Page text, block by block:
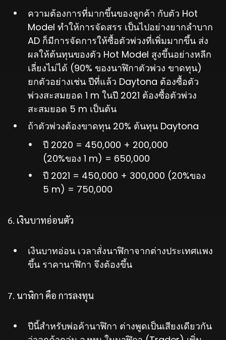
ความต้องการที่มากขึ้นของลูกค้า กับตัว Hot
Model ทำให้การจัดสรร เป็นไปอย่างยากลำบาก
AD ก็มีการจัดการให้ซื้อตัวพ่วงที่เพิ่มมากขึ้น ส่ง
ผลให้ต้นทุนของตัว Hot Model สูงขึ้นอย่างหลีก
เลี่ยงไม่ได้ (90% ของนาฬิกาตัวพ่วง ขาดทุน)
ยกตัวอย่างเช่น ปีที่แล้ว Daytona ต้องซื้อตัว
พ่วงสะสมยอด 1 m ในปี 2021 ต้องซื้อตัวพ่วง
สะสมยอด 5 m เป็นต้น
ถ้าตัวพ่วงต้องขาดทุน 20% ต้นทุน Daytona
ปี 2020 = 450,000 + 200,000
(20%ของ 1 m) = 650,000
ปี 2021 = 450,000 + 300,000 (20%ของ
5 m) = 750,000
6. เงินบาทอ่อนตัว
เงินบาทอ่อน เวลาสั่งนาฬิกาจากต่างประเทศแพง
ขึ้น ราคานาฬิกา จึงต้องขึ้น
7. นาฬิกา คือ การลงทุน
ปีนี้สำหรับพ่อค้านาฬิกา ต่างพูดเป็นเสียงเดียวกัน